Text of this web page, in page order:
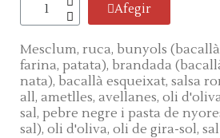
Afegir
Mesclum, ruca, bunyols
farina, patata), brandada
nata), bacallà esqueixat, salsa
all, ametlles, avellanes, oli
sal, pebre negre i pasta de
sal), oli d'oliva, oli de gira-sol,